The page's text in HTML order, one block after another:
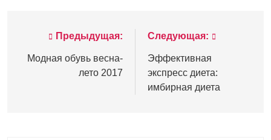
Навигация
по
Предыдущая:
Модная обувь весна-
лето 2017
Следующая:
Эффективная
экспресс диета:
имбирная диета